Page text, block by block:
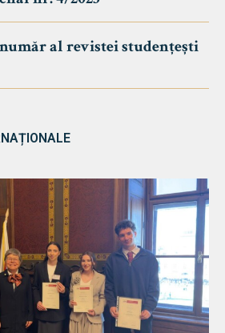
al revistei studențești